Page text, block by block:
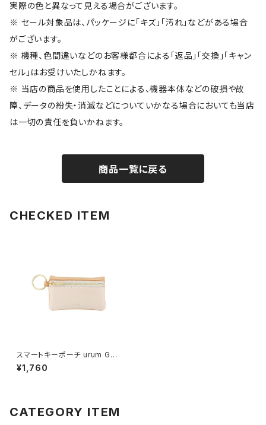
実際の色と異なって見える場合がございます。
※ セール対象品は、パッケージに「キズ」「汚れ」などがある場合
がございます。
※ 機種、色間違いなどのお客様都合による「返品」「交換」「キャン
セル」はお受けいたしかねます。
※ 当店の商品を使用したことによる、機器本体などの破損や故
障、データの紛失・消滅などについていかなる場合においても当店
は一切の責任を負いかねます。
商品一覧に戻る
CHECKED ITEM
スマートキーポーチ urum GKP
0011-OR（オレンジ） [各種スマ
ートキー用]
¥1,760
CATEGORY ITEM